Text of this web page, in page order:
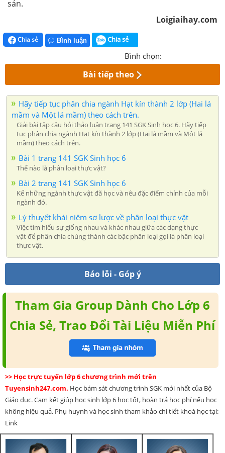
sản.
Loigiaihay.com
Chia sẻ Bình luận Chia sẻ
Bình chọn:
Bài tiếp theo
Hãy tiếp tục phân chia ngành Hạt kín thành 2 lớp (Hai lá
mầm và Một lá mầm) theo cách trên.
Giải bài tập câu hỏi thảo luận trang 141 SGK Sinh học 6. Hãy tiếp
tục phân chia ngành Hạt kín thành 2 lớp (Hai lá mầm và Một lá
mầm) theo cách trên.
Bài 1 trang 141 SGK Sinh học 6
Thế nào là phân loại thực vật?
Bài 2 trang 141 SGK Sinh học 6
Kể những ngành thực vật đã học và nêu đặc điểm chính của mỗi
ngành đó.
Lý thuyết khái niêm sơ lược về phân loại thực vật
Việc tìm hiểu sự giống nhau và khác nhau giữa các dạng thực
vật để phân chia chúng thành các bậc phân loại gọi là phân loại
thực vật.
Báo lỗi - Góp ý
Tham Gia Group Dành Cho Lớp 6
Chia Sẻ, Trao Đổi Tài Liệu Miễn Phí
>> Học trực tuyến lớp 6 chương trình mới trên
Tuyensinh247.com. Học bám sát chương trình SGK mới nhất của Bộ
Giáo dục. Cam kết giúp học sinh lớp 6 học tốt, hoàn trả học phí nếu học
không hiệu quả. Phụ huynh và học sinh tham khảo chi tiết khoá học tại:
Link